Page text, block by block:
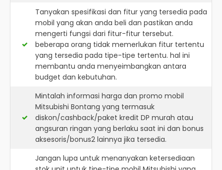
Tanyakan spesifikasi dan fitur yang tersedia pada
mobil yang akan anda beli dan pastikan anda
mengerti fungsi dari fitur-fitur tersebut.
beberapa orang tidak memerlukan fitur tertentu
yang tersedia pada tipe-tipe tertentu. hal ini
membantu anda menyeimbangkan antara
budget dan kebutuhan.
Mintalah informasi harga dan promo mobil
Mitsubishi Bontang yang termasuk
diskon/cashback/paket kredit DP murah atau
angsuran ringan yang berlaku saat ini dan bonus
aksesoris/bonus2 lainnya jika tersedia.
Jangan lupa untuk menanyakan ketersediaan